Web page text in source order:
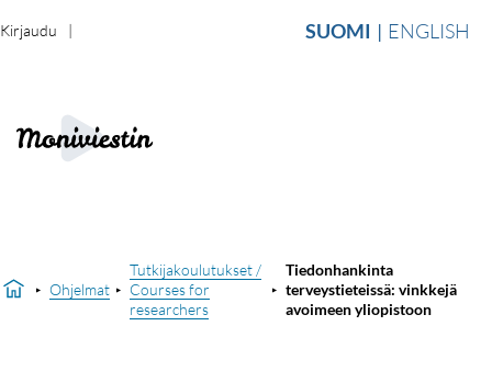
SUOMI ENGLISH
Kirjaudu
Ohjelmat
Tutkijakoulutukset /
Courses for
researchers
Tiedonhankinta
terveystieteissä: vinkkejä
avoimeen yliopistoon